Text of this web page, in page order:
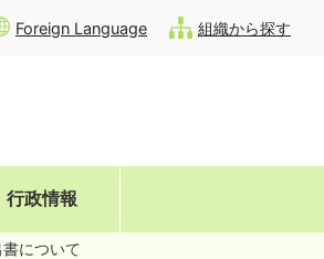
Foreign Language 組織から探す
行政情報
について